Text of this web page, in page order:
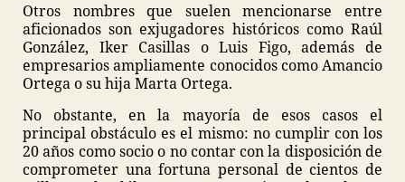
Otros nombres que suelen mencionarse entre
aficionados son exjugadores históricos como Raúl
González, Iker Casillas o Luis Figo, además de
empresarios ampliamente conocidos como Amancio
Ortega o su hija Marta Ortega.
No obstante, en la mayoría de esos casos el
principal obstáculo es el mismo: no cumplir con los
20 años como socio o no contar con la disposición de
comprometer una fortuna personal de cientos de